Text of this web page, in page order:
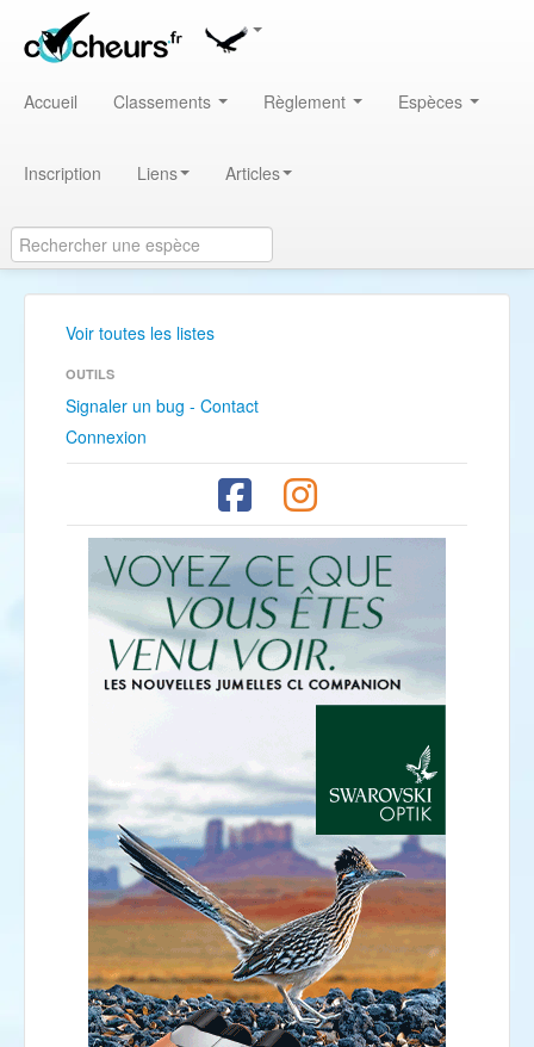
Accueil Classements Règlement Espèces
Inscription Liens Articles
Voir toutes les listes
OUTILS
Signaler un bug - Contact
Connexion